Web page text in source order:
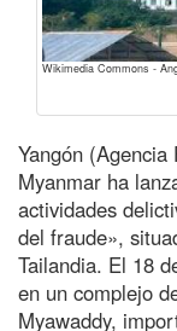
Wikimedia Commons -
Yangón
Myanmar ha
actividades
del fraude»,
Tailandia. El 18
en un complejo
Myawaddy,